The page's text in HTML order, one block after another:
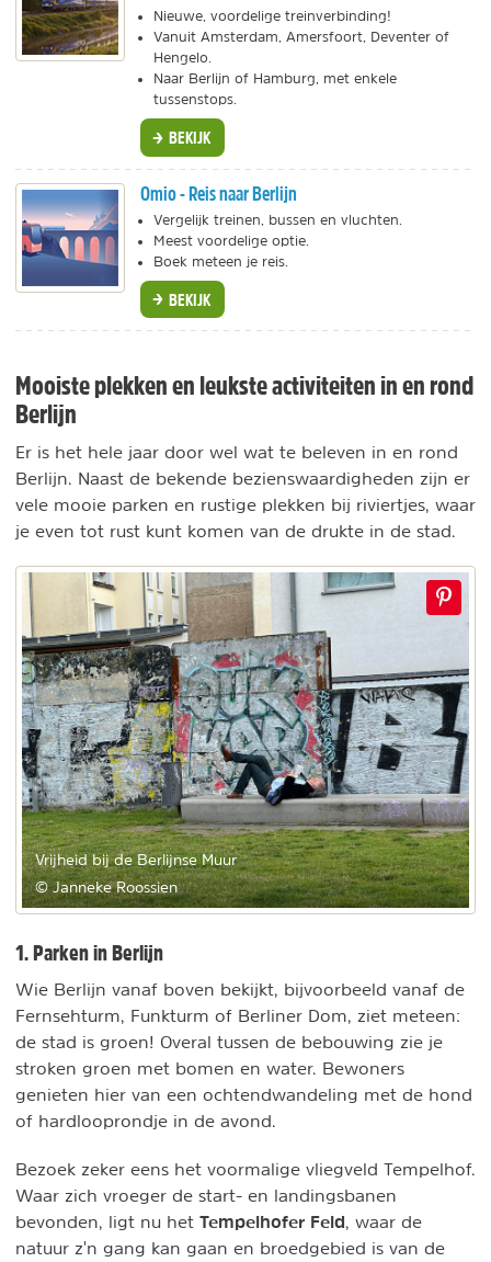
Nieuwe, voordelige treinverbinding!
Vanuit Amsterdam, Amersfoort, Deventer of
Hengelo.
Naar Berlijn of Hamburg, met enkele
tussenstops.
BEKIJK
Omio - Reis naar Berlijn
Vergelijk treinen, bussen en vluchten.
Meest voordelige optie.
Boek meteen je reis.
BEKIJK
Mooiste plekken en leukste activiteiten in en rond
Berlijn
Er is het hele jaar door wel wat te beleven in en rond
Berlijn. Naast de bekende bezienswaardigheden zijn er
vele mooie parken en rustige plekken bij riviertjes, waar
je even tot rust kunt komen van de drukte in de stad.
Vrijheid bij de Berlijnse Muur
© Janneke Roossien
1. Parken in Berlijn
Wie Berlijn vanaf boven bekijkt, bijvoorbeeld vanaf de
Fernsehturm, Funkturm of Berliner Dom, ziet meteen:
de stad is groen! Overal tussen de bebouwing zie je
stroken groen met bomen en water. Bewoners
genieten hier van een ochtendwandeling met de hond
of hardlooprondje in de avond.
Bezoek zeker eens het voormalige vliegveld Tempelhof.
Waar zich vroeger de start- en landingsbanen
bevonden, ligt nu het Tempelhofer Feld , waar de
natuur z'n gang kan gaan en broedgebied is van de